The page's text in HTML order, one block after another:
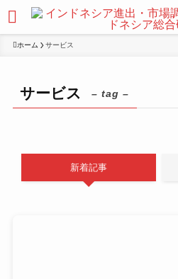
ホーム サービス
サービス – tag –
新着記事